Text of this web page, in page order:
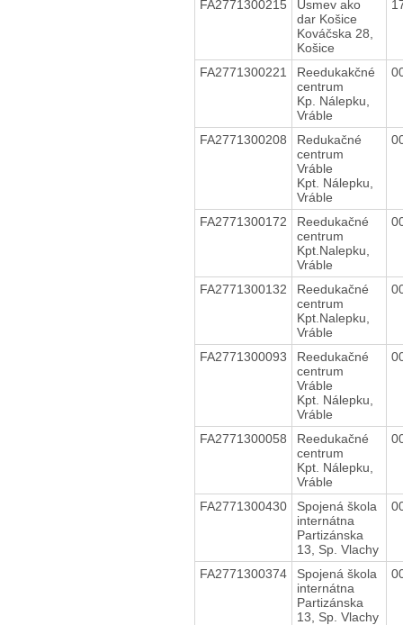
FA2771300215
Úsmev ako
dar Košice
Kováčska 28,
Košice
FA2771300221
Reedukakčné
centrum
Kp. Nálepku,
Vráble
FA2771300208
Redukačné
centrum
Vráble
Kpt. Nálepku,
Vráble
FA2771300172
Reedukačné
centrum
Kpt.Nalepku,
Vráble
FA2771300132
Reedukačné
centrum
Kpt.Nalepku,
Vráble
FA2771300093
Reedukačné
centrum
Vráble
Kpt. Nálepku,
Vráble
FA2771300058
Reedukačné
centrum
Kpt. Nálepku,
Vráble
FA2771300430
Spojená škola
internátna
Partizánska
13, Sp. Vlachy
FA2771300374
Spojená škola
internátna
Partizánska
13, Sp. Vlachy